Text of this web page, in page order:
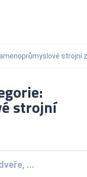
strojní
strojní